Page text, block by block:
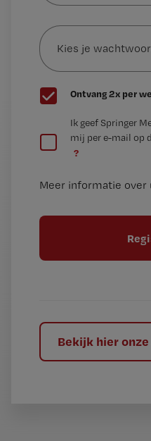
mailadres?
Kies
je
wachtwoord
G
e
t
Ontvang 2x per
e
t
t
l
Ik geef Springer
mij per e-mail op
?
Meer informatie over
Bekijk hier